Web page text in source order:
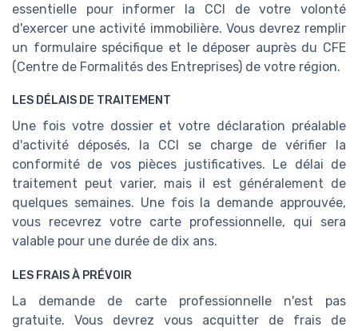
essentielle pour informer la CCI de votre volonté
d'exercer une activité immobilière. Vous devrez remplir
un formulaire spécifique et le déposer auprès du CFE
(Centre de Formalités des Entreprises) de votre région.
LES DÉLAIS DE TRAITEMENT
Une fois votre dossier et votre déclaration préalable
d'activité déposés, la CCI se charge de vérifier la
conformité de vos pièces justificatives. Le délai de
traitement peut varier, mais il est généralement de
quelques semaines. Une fois la demande approuvée,
vous recevrez votre carte professionnelle, qui sera
valable pour une durée de dix ans.
LES FRAIS À PRÉVOIR
La demande de carte professionnelle n'est pas
gratuite. Vous devrez vous acquitter de frais de